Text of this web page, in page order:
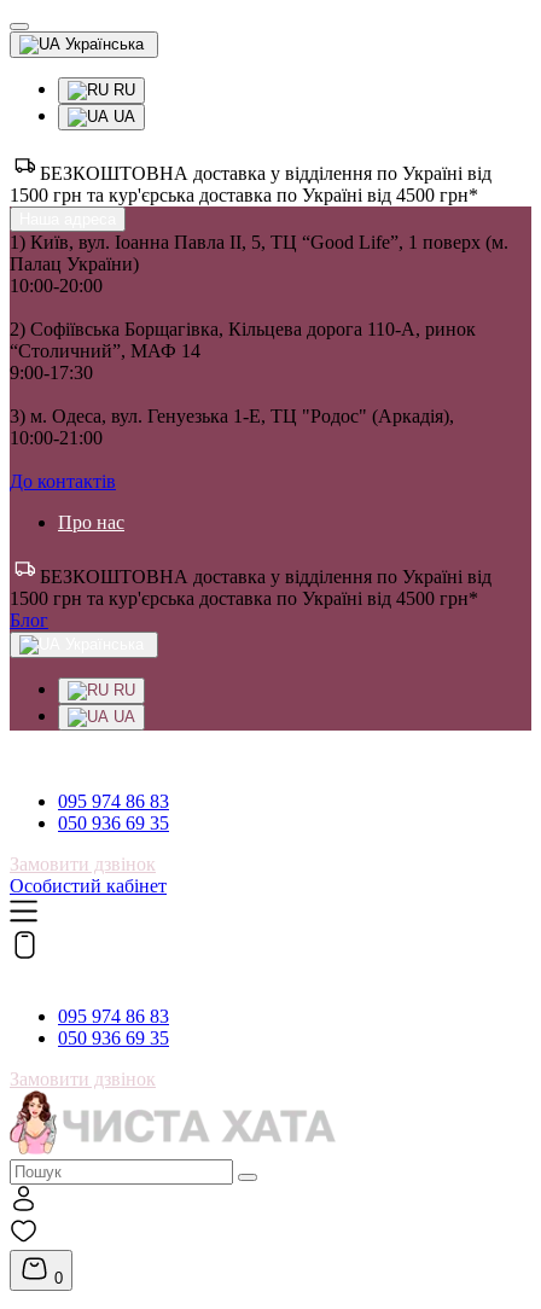
Українська
RU
UA
БЕЗКОШТОВНА доставка у відділення по Україні від
1500 грн та кур'єрська доставка по Україні від 4500 грн*
1) Київ, вул. Іоанна Павла II, 5, ТЦ “Good Life”, 1 поверх (м.
Палац України)
10:00-20:00
2) Софіївська Борщагівка, Кільцева дорога 110-А, ринок
“Столичний”, МАФ 14
9:00-17:30
3) м. Одеса, вул. Генуезька 1-Е, ТЦ "Родос" (Аркадія),
10:00-21:00
До контактів
Про нас
БЕЗКОШТОВНА доставка у відділення по Україні від
1500 грн та кур'єрська доставка по Україні від 4500 грн*
Блог
RU
UA
095 974 86 83
050 936 69 35
Замовити дзвінок
Особистий кабінет
095 974 86 83
050 936 69 35
Замовити дзвінок
0